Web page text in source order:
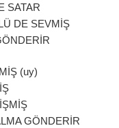
SATAR
DE SEVMİŞ
(uy)
GÖNDERİR